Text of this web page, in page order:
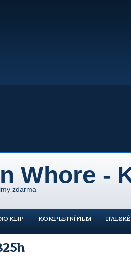
Whore -
zdarma
KLIP KOMPLETNÍ FILM